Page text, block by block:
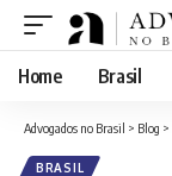
Home Brasil
Advogados no Brasil > Blog >
BRASIL